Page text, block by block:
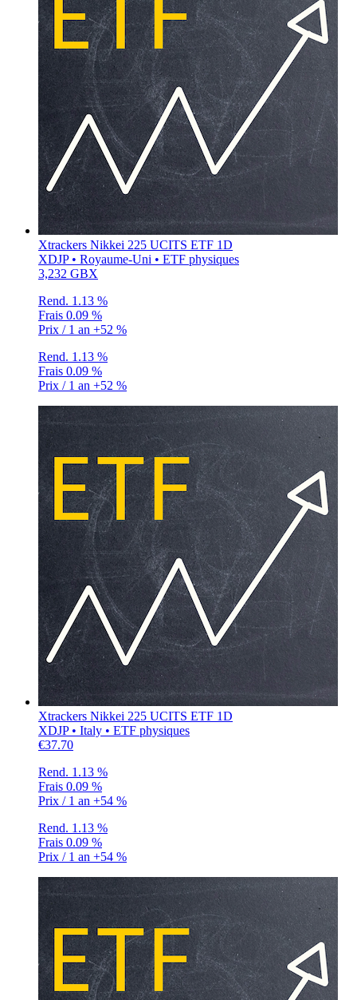
Xtrackers Nikkei 225 UCITS ETF 1D
XDJP • Royaume-Uni • ETF physiques
3,232 GBX
Rend. 1.13 %
Frais 0.09 %
Prix / 1 an +52 %
Rend. 1.13 %
Frais 0.09 %
Prix / 1 an +52 %
Xtrackers Nikkei 225 UCITS ETF 1D
XDJP • Italy • ETF physiques
€37.70
Rend. 1.13 %
Frais 0.09 %
Prix / 1 an +54 %
Rend. 1.13 %
Frais 0.09 %
Prix / 1 an +54 %